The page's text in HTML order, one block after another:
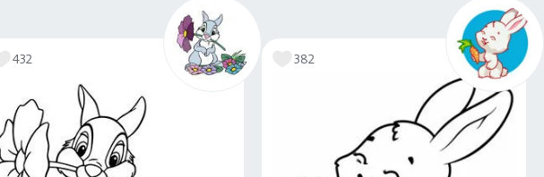
Распечатать и скачать
432 382